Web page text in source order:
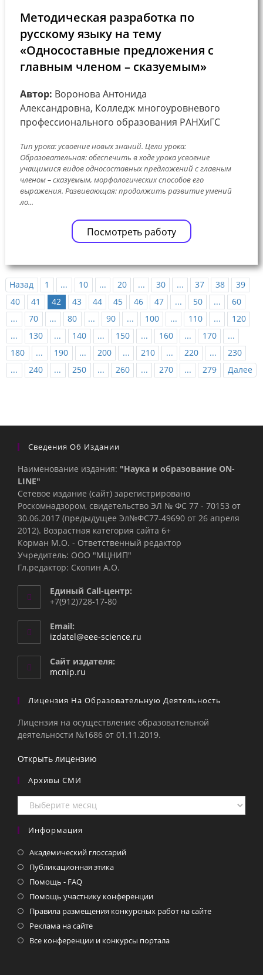
Методическая разработка по
русскому языку на тему
«Односоставные предложения с
главным членом – сказуемым»
Автор: Воронова Антонида
Александровна, Колледж многоуровневого
профессионального образования РАНХиГС
Тип урока: усвоение новых знаний. Цели урока:
Образовательная: обеспечить в ходе урока усвоение
учащимися видов односоставных предложений с главным
членом – сказуемым, морфологических способов его
выражения. Развивающая: продолжить развитие умений
ло...
Посмотреть работу
Назад 1 ... 10 ... 20 ... 30 ... 37 38
39
40
41 42 43 44 45 46 47 ... 50 ...
60
...
70 ... 80 ... 90 ... 100 ... 110 ...
120
...
130 ... 140 ... 150 ... 160 ... 170
...
180
... 190 ... 200 ... 210 ... 220 ...
230
...
240 ... 250 ... 260 ... 270 ... 279 Далее
Сведения Об Издании
Наименование издания: "Наука и образование ON-
LINE"
Сетевое издание (сайт) зарегистрировано
Роскомнадзором, свидетельство ЭЛ № ФС 77 - 70153 от
30.06.2017 (предыдущее Эл№ФC77-49690 от 26 апреля
2012). Возрастная категория сайта 6+
Корман М.О. - Ответственный редактор
Учредитель: ООО "МЦНИП"
Гл.редактор: Скопин А.О.
Единый Call-центр:
+7(912)728-17-80
Email:
izdatel@eee-science.ru
Сайт издателя:
mcnip.ru
Лицензия На Образовательную Деятельность
Лицензия на осуществление образовательной
деятельности №1686 от 01.11.2019.
Открыть лицензию
Архивы СМИ
Архивы
СМИ
Информация
Академический глоссарий
Публикационная этика
Помощь - FAQ
Помощь участнику конференции
Правила размещения конкурсных работ на сайте
Реклама на сайте
Все конференции и конкурсы портала